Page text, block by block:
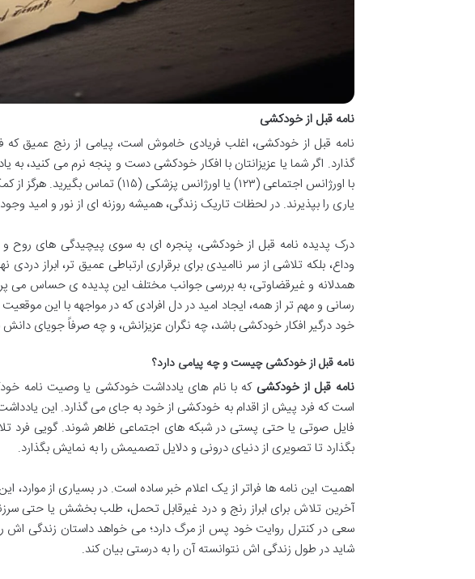
نامه قبل از خودکشی
نامه قبل از خودکشی، اغلب فریادی خاموش است، پیامی از رنج عمیق که
گذارد. اگر شما یا عزیزانتان با افکار خودکشی دست و پنجه نرم می کنید،
با اورژانس اجتماعی (۱۲۳) یا اورژانس
یاری را بپذیرند. در لحظات تاریک زندگی، همیشه روزنه ای از نور و امید
درک پدیده نامه قبل از خودکشی، پنجره ای به سوی پیچیدگی های روح
وداع، بلکه تلاشی از سر ناامیدی برای برقراری ارتباطی عمیق تر، ابراز
همدلانه و غیرقضاوتی، به بررسی جوانب مختلف این پدیده ی حساس می
رسانی و مهم تر از همه، ایجاد امید در دل افرادی که در مواجهه با این
خود درگیر افکار خودکشی باشد، چه نگران عزیزانش، و چه صرفاً جویای دانش
نامه قبل از خودکشی چیست و چه پیامی دارد؟
نامه قبل از خودکشی که با نام های یادداشت خودکشی یا وصیت نامه
است که فرد پیش از اقدام به خودکشی از خود به جای می گذارد. این
فایل صوتی یا حتی پستی در شبکه های اجتماعی ظاهر شوند. گویی فرد
بگذارد تا تصویری از دنیای درونی و دلایل تصمیمش را به نمایش بگذارد.
اهمیت این نامه ها فراتر از یک اعلام خبر ساده است. در بسیاری از موارد،
آخرین تلاش برای ابراز رنج و درد غیرقابل تحمل، طلب بخشش یا حتی
سعی در کنترل روایت خود پس از مرگ دارد؛ می خواهد داستان زندگی اش
شاید در طول زندگی اش نتوانسته آن را به درستی بیان کند.